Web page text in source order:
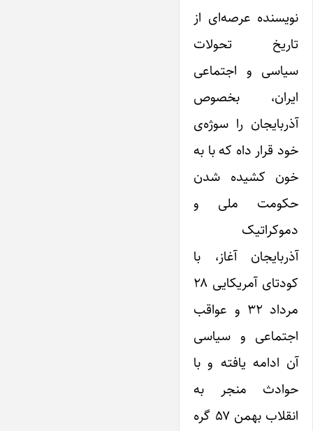
نویسنده عرصه‌ای از
تاریخ تحولات
سیاسی و اجتماعی
ایران، بخصوص
آذربایجان را سوژه‌ی
خود قرار داه که با به
خون کشیده شدن
حکومت ملی و
دموکراتیک
آذربایجان آغاز، با
کودتای آمریکایی ۲۸
مرداد ۳۲ و عواقب
اجتماعی و سیاسی
آن ادامه یافته و با
حوادث منجر به
انقلاب بهمن ۵۷ گره